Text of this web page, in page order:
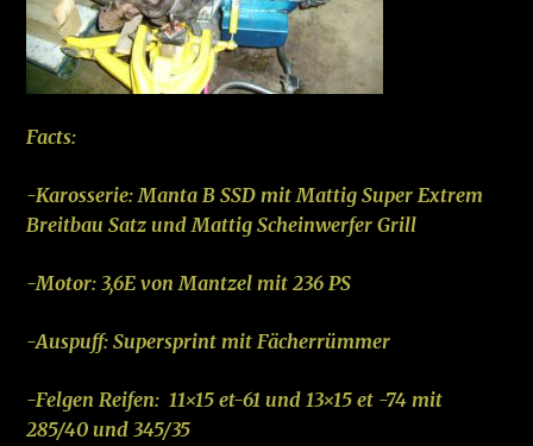
Facts:
-Karosserie: Manta B SSD mit Mattig Super Extrem
Breitbau Satz und Mattig Scheinwerfer Grill
-Motor: 3,6E von Mantzel mit 236 PS
-Auspuff: Supersprint mit Fächerrümmer
-Felgen Reifen: 11×15 et-61 und 13×15 et -74 mit
285/40 und 345/35